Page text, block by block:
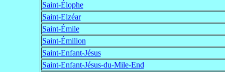
Saint-Élophe
Saint-Elzéar
Saint-Émile
Saint-Émilion
Saint-Enfant-Jésus
Saint-Enfant-Jésus-du-Mile-End